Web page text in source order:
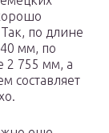
по длине
мм, по
2 755 мм, а
составляет